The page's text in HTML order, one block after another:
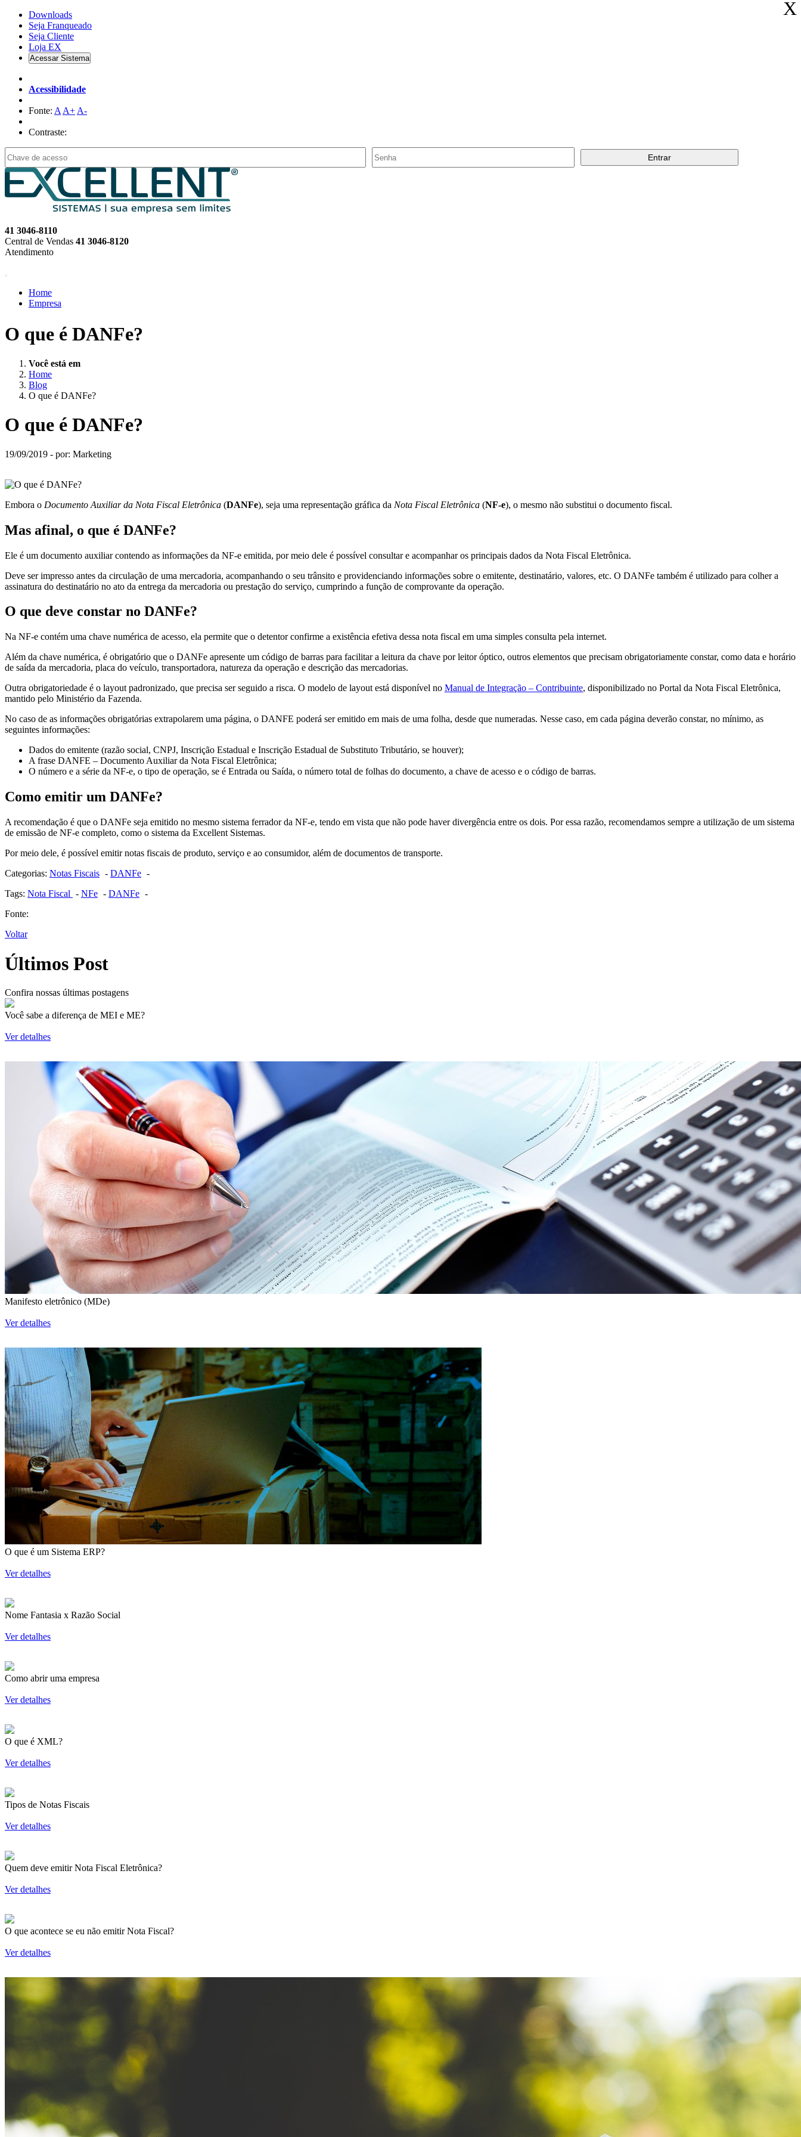
Downloads
Seja Franqueado
Seja Cliente
Loja EX
Acessar Sistema
Acessibilidade
Fonte: A A+ A-
Contraste:
Entrar
41 3046-8110
Central de Vendas 41 3046-8120
Atendimento
Home
Empresa
Acessos Inteligentes
Suporte
Ajuda
Vagas
Trabalhe Conosco
Contato
O que é DANFe?
Você está em
Home
Blog
O que é DANFe?
O que é DANFe?
19/09/2019 - por: Marketing
Embora o Documento Auxiliar da Nota Fiscal Eletrônica (DANFe), seja uma representação gráfica da Nota Fiscal Eletrônica (NF-e), o mesmo não substitui o documento fiscal.
Mas afinal, o que é DANFe?
Ele é um documento auxiliar contendo as informações da NF-e emitida, por meio dele é possível consultar e acompanhar os principais dados da Nota Fiscal Eletrônica.
Deve ser impresso antes da circulação de uma mercadoria, acompanhando o seu trânsito e providenciando informações sobre o emitente, destinatário, valores, etc. O DANFe também é utilizado para colher a
assinatura do destinatário no ato da entrega da mercadoria ou prestação do serviço, cumprindo a função de comprovante da operação.
O que deve constar no DANFe?
Na NF-e contém uma chave numérica de acesso, ela permite que o detentor confirme a existência efetiva dessa nota fiscal em uma simples consulta pela internet.
Além da chave numérica, é obrigatório que o DANFe apresente um código de barras para facilitar a leitura da chave por leitor óptico, outros elementos que precisam obrigatoriamente constar, como data e horário
de saída da mercadoria, placa do veículo, transportadora, natureza da operação e descrição das mercadorias.
Outra obrigatoriedade é o layout padronizado, que precisa ser seguido a risca. O modelo de layout está disponível no Manual de Integração – Contribuinte, disponibilizado no Portal da Nota Fiscal Eletrônica,
mantido pelo Ministério da Fazenda.
No caso de as informações obrigatórias extrapolarem uma página, o DANFE poderá ser emitido em mais de uma folha, desde que numeradas. Nesse caso, em cada página deverão constar, no mínimo, as
seguintes informações:
Dados do emitente (razão social, CNPJ, Inscrição Estadual e Inscrição Estadual de Substituto Tributário, se houver);
A frase DANFE – Documento Auxiliar da Nota Fiscal Eletrônica;
O número e a série da NF-e, o tipo de operação, se é Entrada ou Saída, o número total de folhas do documento, a chave de acesso e o código de barras.
Como emitir um DANFe?
A recomendação é que o DANFe seja emitido no mesmo sistema ferrador da NF-e, tendo em vista que não pode haver divergência entre os dois. Por essa razão, recomendamos sempre a utilização de um sistema
de emissão de NF-e completo, como o sistema da Excellent Sistemas.
Por meio dele, é possível emitir notas fiscais de produto, serviço e ao consumidor, além de documentos de transporte.
Categorias: Notas Fiscais - DANFe -
Tags: Nota Fiscal - NFe - DANFe -
Fonte:
Voltar
Últimos Post
Confira nossas últimas postagens
Você sabe a diferença de MEI e ME?
Ver detalhes
Manifesto eletrônico (MDe)
Ver detalhes
O que é um Sistema ERP?
Ver detalhes
Nome Fantasia x Razão Social
Ver detalhes
Como abrir uma empresa
Ver detalhes
O que é XML?
Ver detalhes
Tipos de Notas Fiscais
Ver detalhes
Quem deve emitir Nota Fiscal Eletrônica?
Ver detalhes
O que acontece se eu não emitir Nota Fiscal?
Ver detalhes
X